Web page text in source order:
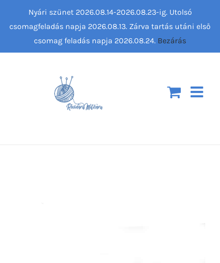
Nyári szünet 2026.08.14-2026.08.23-ig. Utolsó
csomagfeladás napja 2026.08.13. Zárva tartás utáni első
csomag feladás napja 2026.08.24. Bezárás